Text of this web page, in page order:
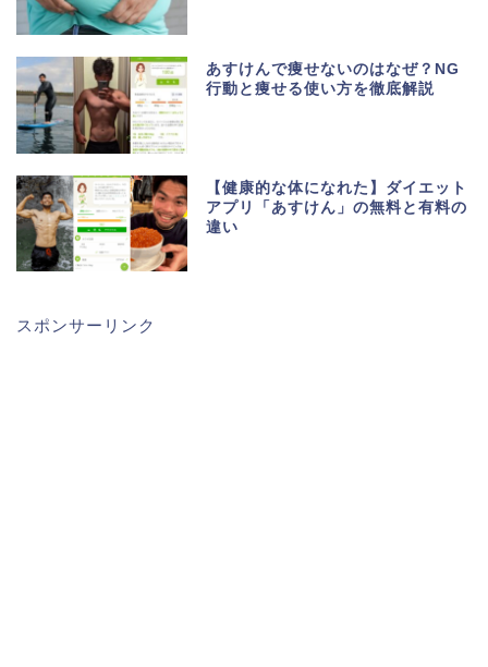
あすけんで痩せないのはなぜ？NG
行動と痩せる使い方を徹底解説
【健康的な体になれた】ダイエット
アプリ「あすけん」の無料と有料の
違い
スポンサーリンク